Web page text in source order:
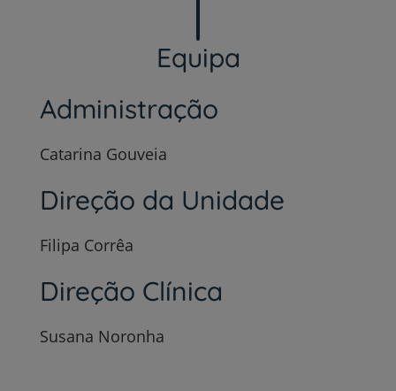
Equipa
Administração
Catarina Gouveia
Direção da Unidade
Filipa Corrêa
Direção Clínica
Susana Noronha